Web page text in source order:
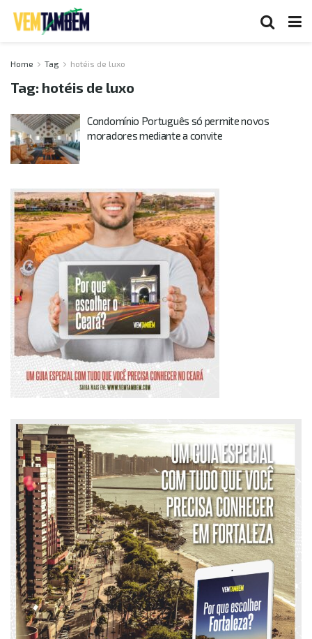
Home Tag hotéis de luxo
Tag: hotéis de luxo
Condomínio Português só permite novos
moradores mediante a convite